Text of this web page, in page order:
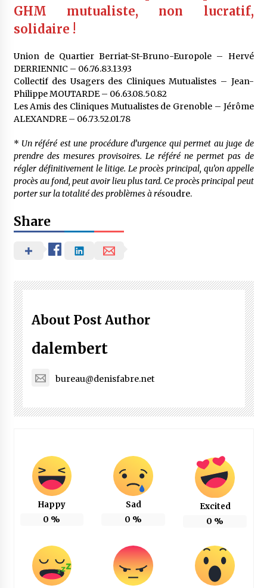
GHM mutualiste, non lucratif,
solidaire !
Union de Quartier Berriat-St-Bruno-Europole – Hervé
DERRIENNIC – 06.76.83.13.93
Collectif des Usagers des Cliniques Mutualistes – Jean-
Philippe MOUTARDE – 06.63.08.50.82
Les Amis des Cliniques Mutualistes de Grenoble – Jérôme
ALEXANDRE – 06.73.52.01.78
* Un référé est une procédure d’urgence qui permet au juge de
prendre des mesures provisoires. Le référé ne permet pas de
régler définitivement le litige. Le procès principal, qu’on appelle
procès au fond, peut avoir lieu plus tard. Ce procès principal peut
porter sur la totalité des problèmes à résoudre.
Share
About Post Author
dalembert
bureau@denisfabre.net
Happy
0 %
Sad
0 %
Excited
0 %